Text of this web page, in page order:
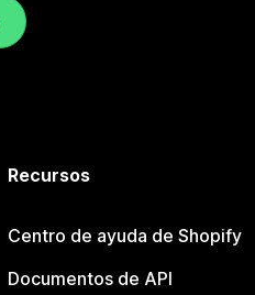
Recursos
Centro de ayuda de Shopify
Documentos de API